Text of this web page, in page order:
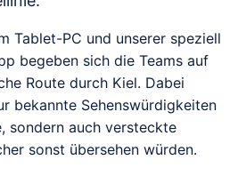
Tablet-PC und unserer speziell
begeben sich die Teams auf
Route durch Kiel. Dabei
bekannte Sehenswürdigkeiten
sondern auch versteckte
sonst übersehen würden.